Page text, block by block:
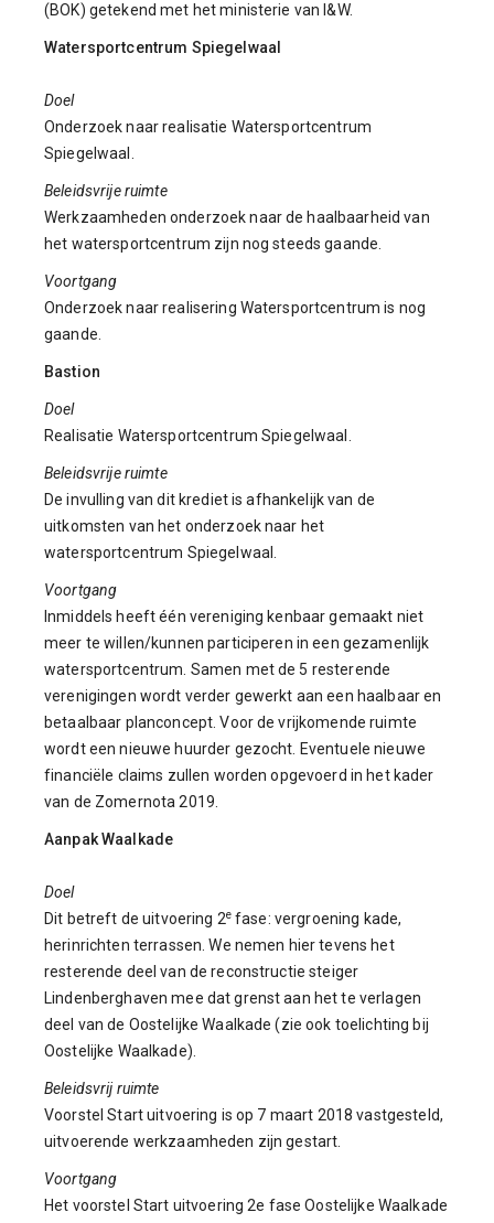
(BOK) getekend met het ministerie van I&W.
Watersportcentrum Spiegelwaal
Doel
Onderzoek naar realisatie Watersportcentrum
Spiegelwaal.
Beleidsvrije ruimte
Werkzaamheden onderzoek naar de haalbaarheid van
het watersportcentrum zijn nog steeds gaande.
Voortgang
Onderzoek naar realisering Watersportcentrum is nog
gaande.
Bastion
Doel
Realisatie Watersportcentrum Spiegelwaal.
Beleidsvrije ruimte
De invulling van dit krediet is afhankelijk van de
uitkomsten van het onderzoek naar het
watersportcentrum Spiegelwaal.
Voortgang
Inmiddels heeft één vereniging kenbaar gemaakt niet
meer te willen/kunnen participeren in een gezamenlijk
watersportcentrum. Samen met de 5 resterende
verenigingen wordt verder gewerkt aan een haalbaar en
betaalbaar planconcept. Voor de vrijkomende ruimte
wordt een nieuwe huurder gezocht. Eventuele nieuwe
financiële claims zullen worden opgevoerd in het kader
van de Zomernota 2019.
Aanpak Waalkade
Doel
Dit betreft de uitvoering 2efase: vergroening kade,
herinrichten terrassen. We nemen hier tevens het
resterende deel van de reconstructie steiger
Lindenberghaven mee dat grenst aan het te verlagen
deel van de Oostelijke Waalkade (zie ook toelichting bij
Oostelijke Waalkade).
Beleidsvrij ruimte
Voorstel Start uitvoering is op 7 maart 2018 vastgesteld,
uitvoerende werkzaamheden zijn gestart.
Voortgang
Het voorstel Start uitvoering 2e fase Oostelijke Waalkade